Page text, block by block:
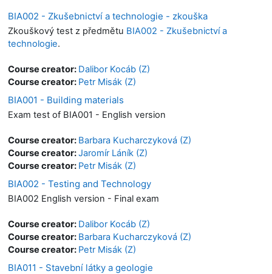
BIA002 - Zkušebnictví a technologie - zkouška
Zkouškový test z předmětu BIA002 - Zkušebnictví a
technologie.
Course creator: Dalibor Kocáb (Z)
Course creator: Petr Misák (Z)
BIA001 - Building materials
Exam test of BIA001 - English version
Course creator: Barbara Kucharczyková (Z)
Course creator:Jaromír Láník (Z)
Course creator: Petr Misák (Z)
BIA002 - Testing and Technology
BIA002 English version - Final exam
Course creator: Dalibor Kocáb (Z)
Course creator: Barbara Kucharczyková (Z)
Course creator: Petr Misák (Z)
BIA011 - Stavební látky a geologie